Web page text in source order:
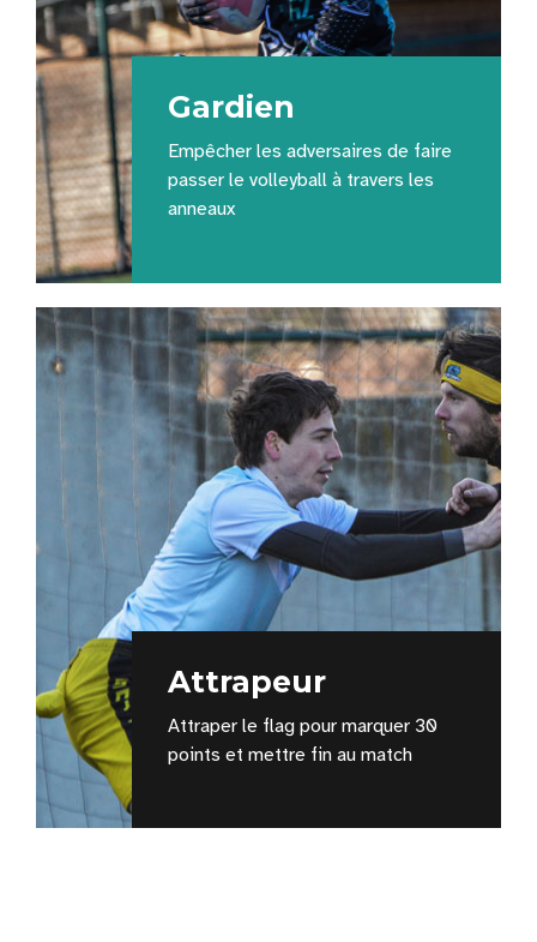
Gardien
Empêcher les adversaires de faire
passer le volleyball à travers les
anneaux
Attrapeur
Attraper le flag pour marquer 30
points et mettre fin au match